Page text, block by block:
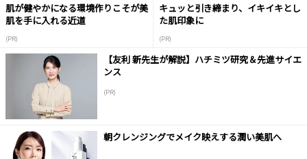
肌が健やかになる環境作りこそが美
肌を手に入れる近道
(PR)
キュッと引き締まり、イキイキとし
た肌印象に
(PR)
【友利 新先生が解説】ハチミツ研究＆先進サイエ
ンス
(PR)
朝クレンジングでメイク映えする潤い美肌へ